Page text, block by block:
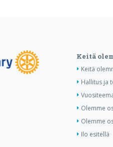
Keitä
Keitä
Hallitus ja
Olemme
Olemme
Ilo esitellä